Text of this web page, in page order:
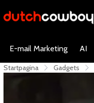
E-mail Marketing AI
Startpagina Gadgets